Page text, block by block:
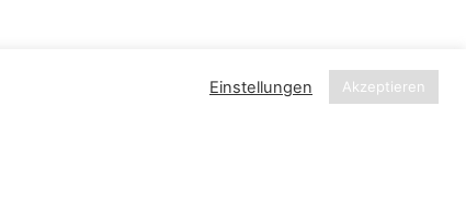
Einstellungen Akzeptieren